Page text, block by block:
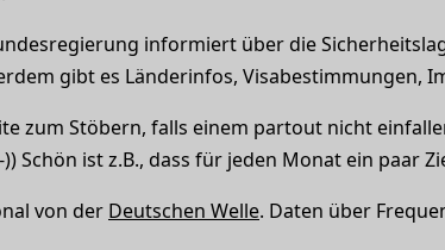
informiert über die
gibt es Länderinfos, Visabestimmungen,
zum Stöbern, falls einem partout nicht
Schön ist z.B., dass für jeden Monat ein paar
von der Deutschen Welle. Daten über